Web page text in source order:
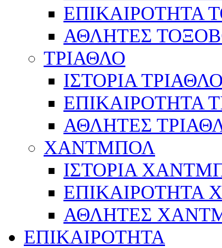
ΕΠΙΚΑΙΡΟΤΗΤΑ
ΑΘΛΗΤΕΣ
ΤΡΙΑΘΛΟ
ΙΣΤΟΡΙΑ
ΕΠΙΚΑΙΡΟΤΗΤΑ
ΑΘΛΗΤΕΣ
ΧΑΝΤΜΠΟΛ
ΙΣΤΟΡΙΑ
ΕΠΙΚΑΙΡΟΤΗΤΑ
ΑΘΛΗΤΕΣ
ΕΠΙΚΑΙΡΟΤΗΤΑ